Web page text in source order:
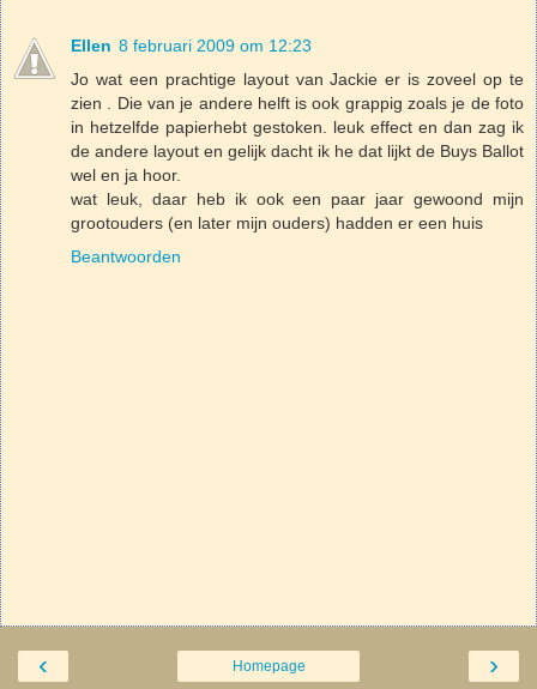
Ellen 8 februari 2009 om 12:23
Jo wat een prachtige layout van Jackie er is zoveel op te
zien . Die van je andere helft is ook grappig zoals je de foto
in hetzelfde papierhebt gestoken. leuk effect en dan zag ik
de andere layout en gelijk dacht ik he dat lijkt de Buys Ballot
wel en ja hoor.
wat leuk, daar heb ik ook een paar jaar gewoond mijn
grootouders (en later mijn ouders) hadden er een huis
Beantwoorden
‹ ›
Homepage